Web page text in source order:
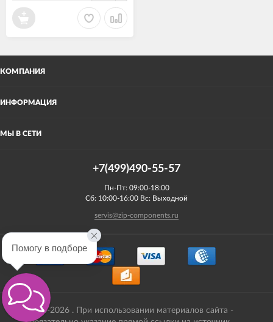
КОМПАНИЯ
ИНФОРМАЦИЯ
МЫ В СЕТИ
+7(499)490-55-57
Пн-Пт: 09:00-18:00
Сб: 10:00-16:00 Вс: Выходной
servis@zip-components.ru
2008-2026 . При использовании материалов сайта -
Помогу в подборе